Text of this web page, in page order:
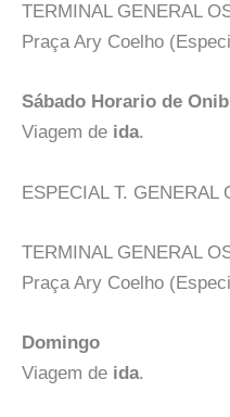
TERMINAL GENERAL
Praça Ary Coelho
Sábado Horario de
Viagem de ida.
ESPECIAL T. GENERAL
TERMINAL GENERAL
Praça Ary Coelho
Domingo
Viagem de ida.